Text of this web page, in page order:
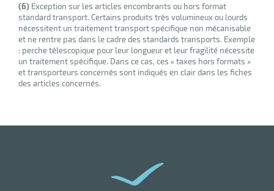
(6) Exception sur les articles encombrants ou hors format
standard transport. Certains produits très volumineux ou lourds
nécessitent un traitement transport spécifique non mécanisable
et ne rentre pas dans le cadre des standards transports. Exemple
: perche télescopique pour leur longueur et leur fragilité nécessite
un traitement spécifique. Dans ce cas, ces « taxes hors formats »
et transporteurs concernés sont indiqués en clair dans les fiches
des articles concernés.